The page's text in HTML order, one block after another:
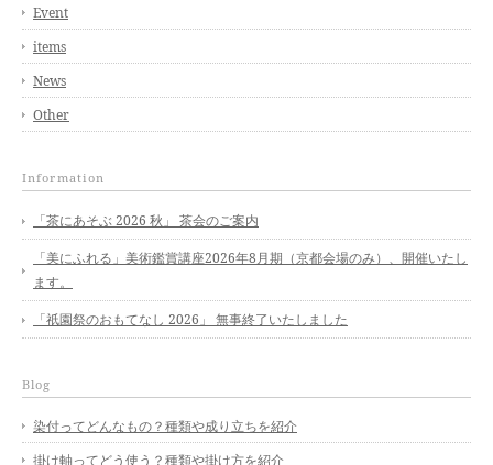
Event
items
News
Other
Information
「茶にあそぶ 2026 秋」 茶会のご案内
「美にふれる」美術鑑賞講座2026年8月期（京都会場のみ）、開催いたし
ます。
「祇園祭のおもてなし 2026」 無事終了いたしました
Blog
染付ってどんなもの？種類や成り立ちを紹介
掛け軸ってどう使う？種類や掛け方を紹介